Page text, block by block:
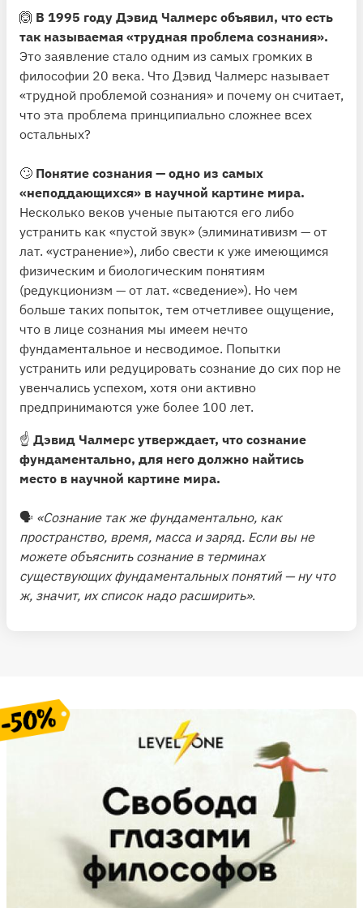
🙆 В 1995 году Дэвид Чалмерс объявил, что есть
так называемая «трудная проблема сознания».
Это заявление стало одним из самых громких в
философии 20 века. Что Дэвид Чалмерс называет
«трудной проблемой сознания» и почему он считает,
что эта проблема принципиально сложнее всех
остальных?
🙄 Понятие сознания — одно из самых
«неподдающихся» в научной картине мира.
Несколько веков ученые пытаются его либо
устранить как «пустой звук» (элиминативизм — от
лат. «устранение»), либо свести к уже имеющимся
физическим и биологическим понятиям
(редукционизм — от лат. «сведение»). Но чем
больше таких попыток, тем отчетливее ощущение,
что в лице сознания мы имеем нечто
фундаментальное и несводимое. Попытки
устранить или редуцировать сознание до сих пор не
увенчались успехом, хотя они активно
предпринимаются уже более 100 лет.
☝️ Дэвид Чалмерс утверждает, что сознание
фундаментально, для него должно найтись
место в научной картине мира.
🗣 «Сознание так же фундаментально, как
пространство, время, масса и заряд. Если вы не
можете объяснить сознание в терминах
существующих фундаментальных понятий — ну что
ж, значит, их список надо расширить».